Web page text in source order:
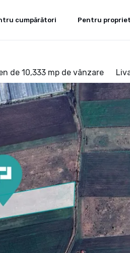
cumpărători Pentru
de 10,333 mp de vânzare